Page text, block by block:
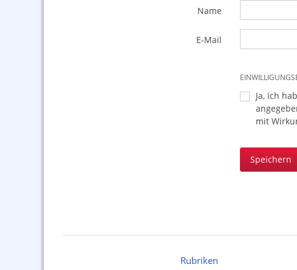
Name
E-Mail
Ja, ich
mit
Speichern
Rubriken